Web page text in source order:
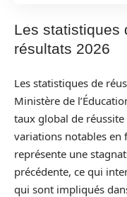
Les statistiques
résultats 2026
Les statistiques de
Ministère de
taux global de
variations notables en
représente une
précédente, ce qui
qui sont impliqués